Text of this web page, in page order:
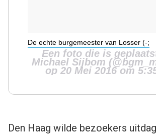
De echte burgemeester van Losser (-;
Een foto die is
Michael Sijbom
op 20 Mei 2016 om
Den Haag wilde bezoekers